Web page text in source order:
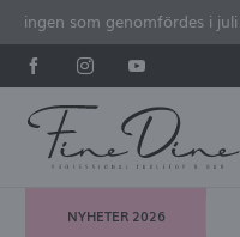
som genomfördes i
NYHETER 2026